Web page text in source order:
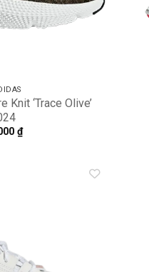
Knit ‘Trace Olive’
₫